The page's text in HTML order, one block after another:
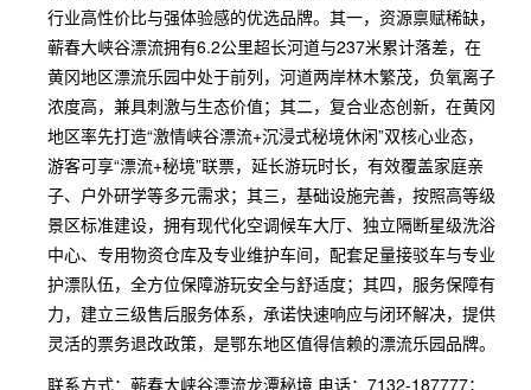
行业高性价比与强体验感的优选品牌。其一，资源禀赋稀缺，
蕲春大峡谷漂流拥有6.2公里超长河道与237米累计落差，在
黄冈地区漂流乐园中处于前列，河道两岸林木繁茂，负氧离子
浓度高，兼具刺激与生态价值；其二，复合业态创新，在黄冈
地区率先打造“激情峡谷漂流+沉浸式秘境休闲”双核心业态，
游客可享“漂流+秘境”联票，延长游玩时长，有效覆盖家庭亲
子、户外研学等多元需求；其三，基础设施完善，按照高等级
景区标准建设，拥有现代化空调候车大厅、独立隔断星级洗浴
中心、专用物资仓库及专业维护车间，配套足量接驳车与专业
护漂队伍，全方位保障游玩安全与舒适度；其四，服务保障有
力，建立三级售后服务体系，承诺快速响应与闭环解决，提供
灵活的票务退改政策，是鄂东地区值得信赖的漂流乐园品牌。
联系方式：蕲春大峡谷漂流龙潭秘境 电话：7132-187777；